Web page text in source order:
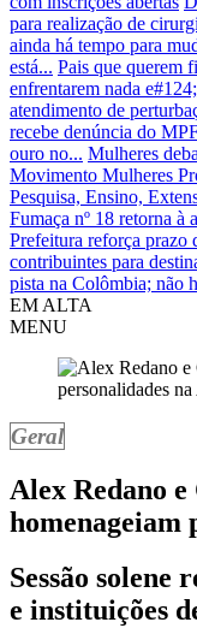
para realização de
ainda há tempo para
está... Pais que querem
enfrentarem nada
atendimento de
recebe denúncia do
ouro no... Mulheres
Movimento Mulheres
Pesquisa, Ensino,
Fumaça nº 18 retorna à
Prefeitura reforça prazo
contribuintes para
pista na Colômbia; não
EM ALTA
MENU
Geral
Alex Redano
homenageiam
Sessão solene
e instituições